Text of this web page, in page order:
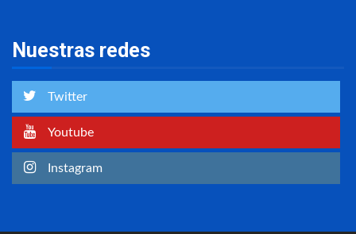
Nuestras redes
Twitter
Youtube
Instagram